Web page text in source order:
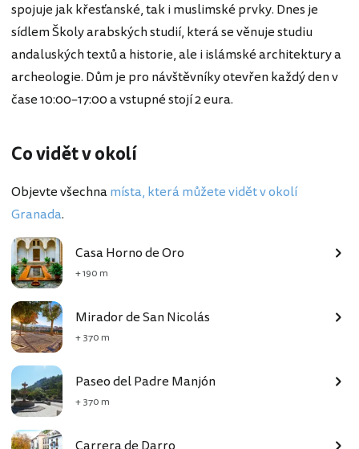
spojuje jak křesťanské, tak i muslimské prvky. Dnes je
sídlem Školy arabských studií, která se věnuje studiu
andaluských textů a historie, ale i islámské architektury a
archeologie. Dům je pro návštěvníky otevřen každý den v
čase 10:00–17:00 a vstupné stojí 2 eura.
Co vidět v okolí
Objevte všechnamísta, která můžete vidět v okolí
Granada.
Casa Horno de Oro
+ 190 m
Mirador de San Nicolás
+ 370 m
Paseo del Padre Manjón
+ 370 m